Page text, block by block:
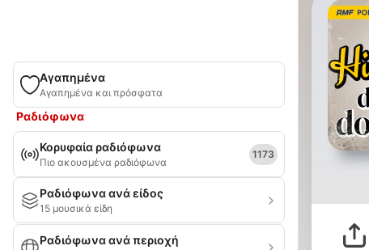
Αγαπημένα
Αγαπημένα και πρόσφατα
Ραδιόφωνα
Κορυφαία ραδιόφωνα
Πιο ακουσμένα ραδιόφωνα
1173
Ραδιόφωνα ανά είδος
15 μουσικά είδη
Ραδιόφωνα ανά περιοχή